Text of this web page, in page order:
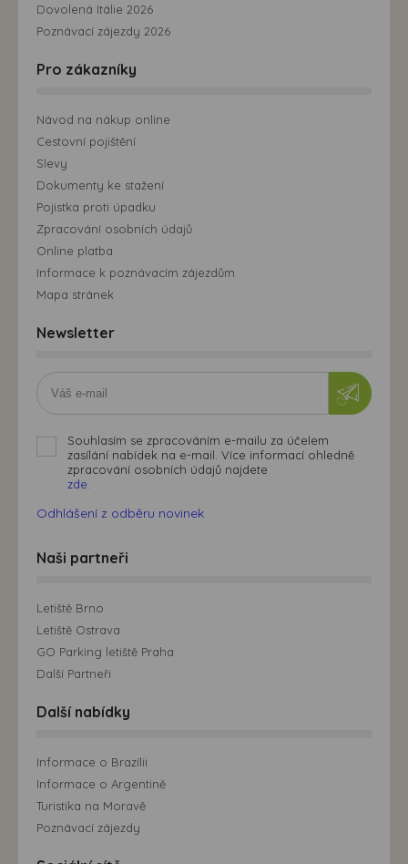
Dovolená Itálie 2026
Poznávací zájezdy 2026
Pro zákazníky
Návod na nákup online
Cestovní pojištění
Slevy
Dokumenty ke stažení
Pojistka proti úpadku
Zpracování osobních údajů
Online platba
Informace k poznávacím zájezdům
Mapa stránek
Newsletter
Souhlasím se zpracováním e-mailu za účelem
zasílání nabídek na e-mail. Více informací ohledně
zpracování osobních údajů najdete
zde.
Odhlášení z odběru novinek
Naši partneři
Letiště Brno
Letiště Ostrava
GO Parking letiště Praha
Další Partneři
Další nabídky
Informace o Brazílii
Informace o Argentině
Turistika na Moravě
Poznávací zájezdy